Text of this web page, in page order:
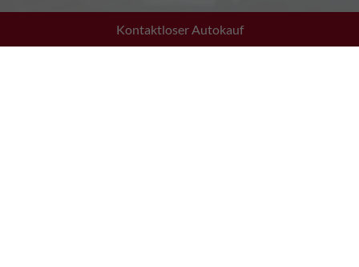
Kontaktloser Autokauf